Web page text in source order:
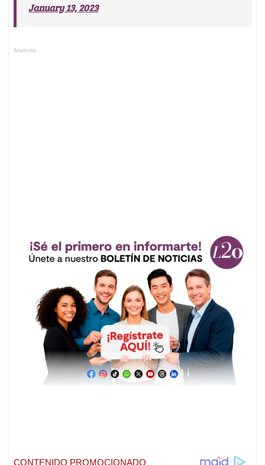
January 13, 2023
Anuncios.